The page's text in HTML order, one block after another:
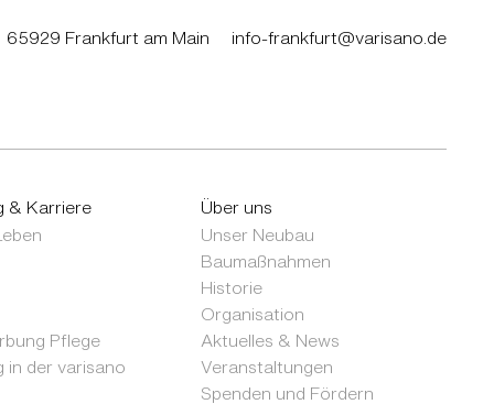
65929 Frankfurt am Main info-frankfurt@varisano.de
& Karriere
Pflege
in der varisano
Über uns
Unser Neubau
Baumaßnahmen
Historie
Organisation
Aktuelles & News
Veranstaltungen
Spenden und Fördern